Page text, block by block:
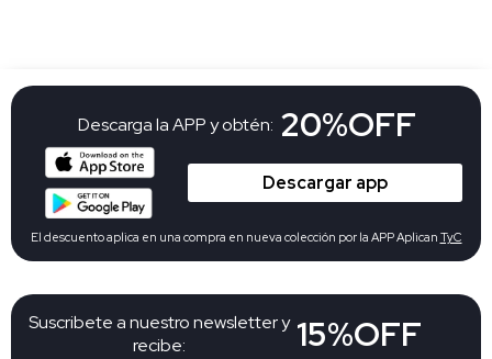
Suscribete a nuestro newsletter y
recibe:
15%OFF
Descarga la APP y obtén: 20%OFF
Descargar app
El descuento aplica en una compra en nueva colección por la APP Aplican TyC